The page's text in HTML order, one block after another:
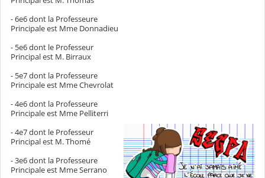
- 6e6 dont la Professeure
Principale est Mme Donnadieu
- 5e6 dont le Professeur
Principal est M. Birraux
- 5e7 dont la Professeure
Principale est Mme Chevrolat
- 4e6 dont la Professeure
Principale est Mme Pelliterri
- 4e7 dont le Professeur
Principal est M. Thomé
- 3e6 dont la Professeure
Principale est Mme Serrano